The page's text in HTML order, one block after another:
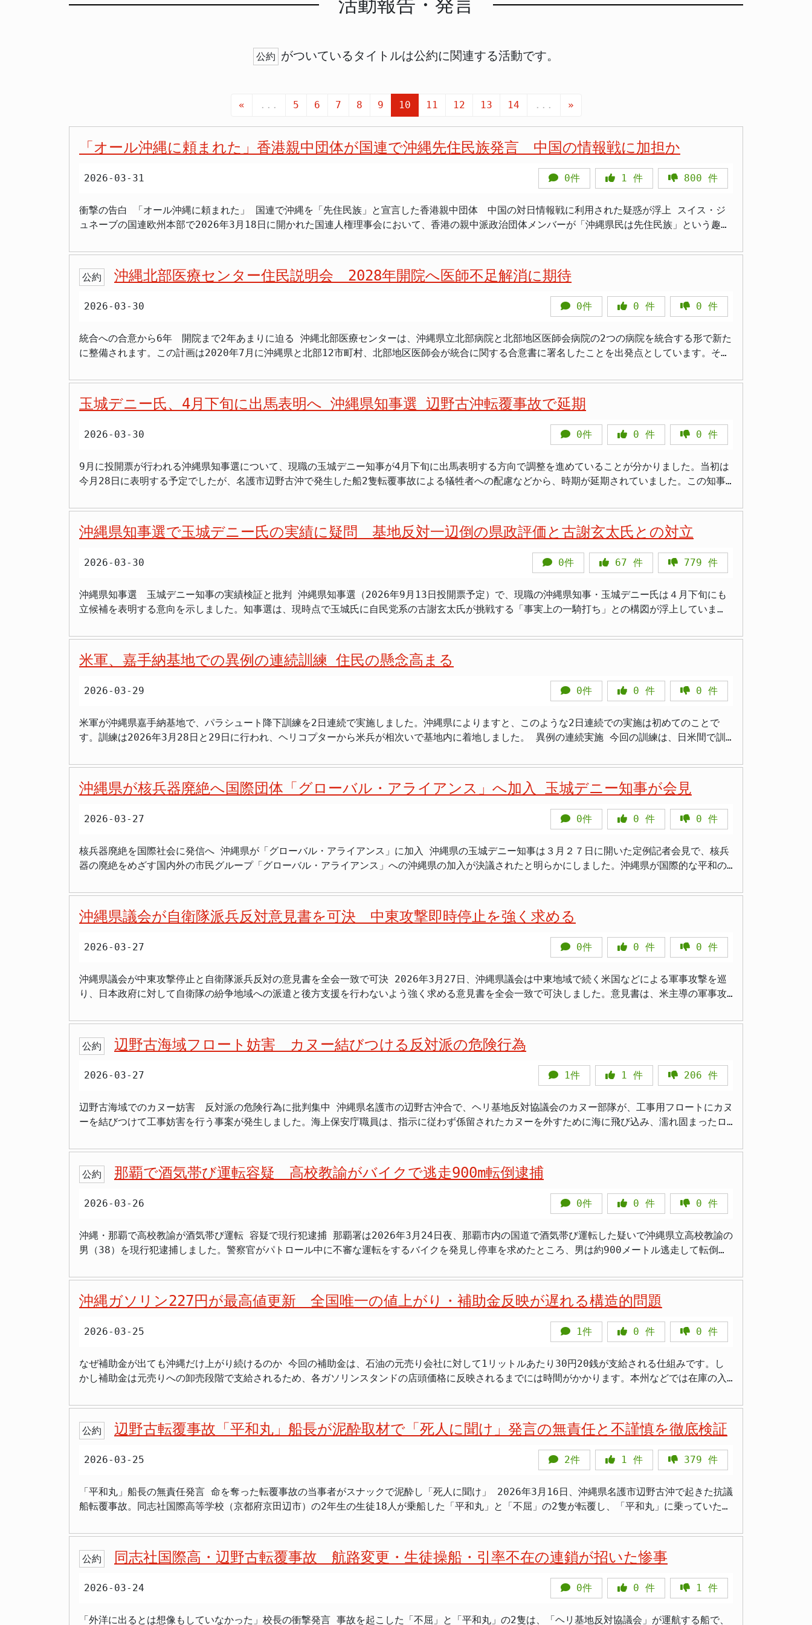
活動報告・発言
公約 がついているタイトルは公約に関連する活動です。
« ... 5 6 7 8 9 10 11 12 13 14 ... »
「オール沖縄に頼まれた」香港親中団体が国連で沖縄先住民族発言 中国の情報戦に加担か
2026-03-31 0件 1 件 800 件
衝撃の告白 「オール沖縄に頼まれた」 国連で沖縄を「先住民族」と宣言した香港親中団体 中国の対日情報戦に利用された疑惑が浮上 スイス・ジ
ュネーブの国連欧州本部で2026年3月18日に開かれた国連人権理事会において、香港の親中派政治団体メンバーが「沖縄県民は先住民族」という趣旨
ぜこのようなことをしたのか」と問いただしたところ、「オール沖縄に頼まれた」と答えたという証言が飛び出したことです。2026年3月30日、一般
社団法人日本沖縄政策研究フォーラム理事長の仲村覚氏が沖縄県庁で開いた記者会見で明らかにされたこの事実は、沖縄を利用した対日情報戦（認知
戦）の深刻な実態を国民に突きつけています。 何が起きたのか—国連での「先住民族」スピーチの全容 スピーチを行ったのは、香港の団体「国際プ
ています。ホー氏は「植民地化と土地剥奪による継続的な影響に苦しむ人々や先住民族コミュニティを代表して発言する」と述べ、例として「外国の
批判しました。 基地問題への不満を「先住民族への人権侵害」にすり替え、あたかも沖縄が日本から独立すべき民族の土地であるかのように国連の場
で印象づけようとする意図が、このスピーチから透けて見えます。 >「『オール沖縄に頼まれた』という言葉が本当なら、これは沖縄の地位を巡る重
日本の主権を否定する工作をするのは絶対に別の話。許されない」 >「沖縄の人々が日本国民であることは歴史的・文化的に疑いようのない事実。そ
れを『先住民族』と言い換えて分離工作に使うのは沖縄県民への侮辱だ」 >「国連が特定のグループの主張だけを聞いて勧告を出し続けることも大問
題。日本政府はもっと強く抗議すべきだ」 >「沖縄の基地問題と先住民族問題を意図的に混同させる手口が見えてくる。これは沖縄だけの問題ではな
く、日本の主権そのものへの攻撃だ」 「オール沖縄に頼まれた」—この発言が意味するもの 仲村氏と元沖縄県議の座波一（ざははじめ）氏がスピー
チ終了後にホー氏に直接確認したところ、「オール沖縄に頼まれた」という言葉が返ってきたとされています。 この証言が事実であれば、沖縄の政治
え、国家の主権と領土の一体性を損なう重大な行為と言わざるを得ません。 座波氏は「基地問題は大きな課題だが、国連勧告は全く別の問題。基地問
題と先住民族問題を一緒にするのは、非常に大きな過ちが出てくる」と強く懸念を示しました。 仲村氏は記者会見で、国連の脱植民地化特別委員会で
る」と危惧を示しました。 中国による「沖縄分断工作」の全体像—これは情報戦だ 今回の件は突発的な出来事ではありません。中国による組織的な
対日情報戦の一環として理解する必要があります。 中国の国連次席大使は2025年10月、国連総会第3委員会（人権）において「沖縄の人々ら先住民
委員会などは2008年以降、琉球独立論者らの主張に基づき「沖縄の人々を先住民族として認めよ」とする勧告を計6回にわたって出しています。 沖
縄は歴史的・文化的にみて疑いなく日本の一部であり、沖縄県民は日本国民です。1972年の本土復帰に際しても、沖縄の人々は「独立」ではなく「祖
国復帰」を選びました。それが沖縄の民意の歴史的事実です。 スパイ防止法が整備されていない日本では、こうした情報工作への法的な対抗手段が極
めて乏しい状況です。国会での具体的な対応策の議論と、日本政府による国連への正式な抗議・反論を、一刻も早く進める必要があります。
公約 沖縄北部医療センター住民説明会 2028年開院へ医師不足解消に期待
2026-03-30 0件 0 件 0 件
統合への合意から6年 開院まで2年あまりに迫る 沖縄北部医療センターは、沖縄県立北部病院と北部地区医師会病院の2つの病院を統合する形で新た
に整備されます。この計画は2020年7月に沖縄県と北部12市町村、北部地区医師会が統合に関する合意書に署名したことを出発点としています。その
設地は名護市大北の旧県立農業大学校用地で、敷地面積は約10万5000平方メートルに上ります。2025年には敷地造成工事の1期工事に関する入札が
行われており、現在は着実に整備が進んでいます。北部12市町村は名護市を含む国頭村、大宜味村、東村、今帰仁村、本部町、恩納村、宜野座村、金
武町、伊江村、伊平屋村、伊是名村で構成されており、今回の住民説明会はこれらの地域に住む住民を対象に開かれました。 深刻な医師不足と診療科
の偏在 統合で解決を目指す 沖縄北部地域では、長年にわたって医師不足と診療科の偏在が深刻な課題となっています。産婦人科や外科など特定の診
療科では医師が慢性的に不足しており、出産や救急の対応で南部圏域への搬送を余儀なくされるケースが少なくありませんでした。今回の説明会では
声が上がり、北部地域で暮らす住民が長年抱えてきた切実な問題を浮き彫りにしました。 統合によって医師や医療機材を集約することで、これまで対
応が難しかった診療科の新設や医療機能の強化が期待されます。2つの病院がそれぞれ独立した体制を続ける場合と比べ、医師の確保や機材の効率的な
整備は構造的な解決策として最大規模の取り組みとなります。 >「産婦人科の先生がいなくて南部の病院に行かないといけなかったことがある。早く
解決してほしい」 >「使いやすい施設にしてほしい。お見舞いや付き添いのために遠くから来る家族のことも考えて」 >「北部は南部と比べてずっと
医療格差がある。統合でやっと本当の意味で地域医療が整うと思う」 >「2028年の開院まで、今の2つの病院がしっかり機能を維持してくれることを
願っています」 >「入院患者に付き添えるベッドの配置は絶対に必要。家族が安心して支えられる環境を作って」 住民の声を継続的に反映へ 地域
完結型の医療体制へ期待 今回の説明会では、入院患者の付き添い者が使用できるベッドの配置など、生活に密着した具体的な要望が住民から寄せられ
入れていく方針を示しています。 北部地域では琉球大学医学部の地域枠・離島北部枠制度などを通じた医師確保の取り組みが続けられていますが、依
然として沖縄県全体の中で医師の地域偏在の解消には至っていません。2028年度の開院は、北部地域の住民が長年待ち望んできた変化の節目です。統
が一体となった取り組みの成否が問われています。 --- まとめ - 2026年3月26日、名護市民会館で公立沖縄北部医療センターに関する住民説明会
が開催された - 沖縄県立北部病院と北部地区医師会病院を統合した新センターは2028年度の開院を目指している - 建設地は名護市大北の旧県立農
産婦人科・外科など慢性的に医師が不足している診療科の新設・強化が統合の主な目的 - 住民からは付き添い用ベッドの確保など生活に密着した要
玉城デニー氏、4月下旬に出馬表明へ 沖縄県知事選 辺野古沖転覆事故で延期
2026-03-30 0件 0 件 0 件
9月に投開票が行われる沖縄県知事選について、現職の玉城デニー知事が4月下旬に出馬表明する方向で調整を進めていることが分かりました。当初は
今月28日に表明する予定でしたが、名護市辺野古沖で発生した船2隻転覆事故による犠牲者への配慮などから、時期が延期されていました。この知事
人の一騎打ちの構図が濃厚となっています。 知事選の構図と延期の背景 沖縄県の玉城デニー知事は、3月30日に県庁で記者団の取材に応じ、9月の
知事選への出馬について「後援会でゴールデンウイーク前の表明という話が出ている」と述べ、4月下旬の表明に含みを持たせました。玉城知事は、
2018年の知事選で「オール沖縄」会議などの支援を受けて初当選し、2022年の選挙でも再選を果たしています。今回の選挙でも、県内における辺野
名護市辺野古沖で作業船2隻が転覆し、乗組員2名が亡くなるという痛ましい事故が発生しました。この事故を受け、玉城知事は弔意を表すとともに、
あったとみられ、結果として表明時期の延期に至ったものと考えられます。 対立候補の出馬と自民党の動き 一方、玉城知事に対抗する動きも活発化
しています。元那覇市副市長で、自民党県連などが支援を検討している古謝玄太氏が、知事選への出馬に意欲を示しています。古謝氏は、普天間飛行
民党は、この古謝氏を全面的に支援する方針で、県内での選挙運動を本格化させる見通しです。これにより、沖縄県知事選は、現職の玉城知事と、新
人の古謝氏という、 事実上の一騎打ち の様相を呈することになります。玉城知事は「オール沖縄」勢力の支持を基盤とし、古謝氏は政府・自民党の
支援を受けて選挙戦を戦うことになり、両者の対立は、国政の争点ともなっている辺野古移設問題を巡る、沖縄県民の意思を問う選挙戦となることが
した。歴代の沖縄県知事は、この問題に関して県民の民意を尊重する立場を取ってきましたが、政府との間で見解の相違が続くことも少なくありませ
立場を取ることで、政府との連携を模索しています。これは、基地負担の軽減や沖縄の振興策と引き換えに、政府の方針を受け入れるべきだという考
えを持つ層からの支持を得ようとする戦略とも言えます。選挙戦を通じて、県民は、基地問題に対してどのような姿勢で臨むべきか、そして沖縄の将
ることは間違いありません。 事故の影響と今後の展望 辺野古沖での船の転覆事故は、選挙戦に思わぬ影響を与える可能性もはらんでいます。事故原
因が、辺野古の埋め立て工事に関連する作業であった場合、工事の安全性に対する懸念や、基地建設そのものへの反対世論がさらに高まることも考え
「オール沖縄」という枠組みが、今後も維持されるのかどうかも焦点となります。当選以来、基地問題で政府と対立しながらも、県政運営を続けてき
た玉城知事ですが、2期目に向けてどのような政策を打ち出し、県民の支持を広げていくのか。古謝氏陣営は、自民党の組織力を活かし、玉城知事の対
抗馬としての存在感をどこまで高められるのか。両陣営の選挙戦略や、県民の判断が、 沖縄の将来のあり方を左右する 重要なものとなることは間違
いありません。9月の投開票に向けて、選挙戦は今後、さらに熱を帯びていくことでしょう。 まとめ 沖縄県知事選は9月実施予定。 現職の玉城デニ
ー知事は4月下旬に出馬表明へ、事故受け延期。 元那覇市副市長の古謝玄太氏が出馬意向、自民党支援で対決へ。 辺野古移設問題が最大の争点とな
沖縄県知事選で玉城デニー氏の実績に疑問 基地反対一辺倒の県政評価と古謝玄太氏との対立
2026-03-30 0件 67 件 779 件
沖縄県知事選 玉城デニー知事の実績検証と批判 沖縄県知事選（2026年9月13日投開票予定）で、現職の沖縄県知事・玉城デニー氏は４月下旬にも
立候補を表明する意向を示しました。知事選は、現時点で玉城氏に自民党系の古謝玄太氏が挑戦する「事実上の一騎打ち」との構図が浮上していま
県政の成果について問題視する声が広がっています。 沖縄県は、米軍基地問題をはじめとした複雑な課題を抱えています。人口比で全国最多の米軍基
地負担や、地域経済の低迷、人口流出など多くの構造的な問題があり、知事のリーダーシップが強く問われる選挙となっています。 玉城デニー知事と
古謝玄太氏 対立軸は基地と経済 玉城デニー氏は独立無所属で知事を務めており、在任７年余りで沖縄県政の顔となってきました。玉城氏は初当選時
から米軍基地の県内負担軽減、特に普天間飛行場の辺野古移設反対を最大の政策軸に据えてきました。この立場は、翁長雄志前知事の遺志を引き継ぐ
ものとして、保守やリベラルの支持を広く集めてきました。実際、２０１８年と2022年の知事選で勝利している事実があり、政策的な支持基盤も一定
天間飛行場の危険性除去」を重視する現実的な解決策として容認する立場を打ち出しており、玉城氏とは明確な対立軸となっています。これにより、
基地問題を巡る議論は単なるプロジェクトの是非を超え、県政運営全般に関わる争点になりつつあります。 基地問題だけではなく、沖縄経済の再建や
を示せていないとの批判があります。具体的には県内の賃金水準や若年層の就業機会、観光産業の多角化などで、県民の期待に応え切れていないとの
声が強まっています。 > 「基地問題だけじゃ生活は良くならない。もっと経済を強化してほしい」 > 「県政は基地反対を唱えるだけで実行力が足
りない」 > 「物価高の影響が大きい。政策の成果を見たい」 > 「玉城さんの県政は何も変えていない気がする」 > 「新しいリーダーに期待した
治的な柱である米軍基地問題は、確かに沖縄県政で中心的なテーマであり続けています。米軍基地は県内の土地の大部分を占めるだけでなく、県経済
ば、辺野古移設反対の立場を掲げ続けてきたものの、中央政府との協議は平行線であり、県内の経済・雇用政策と結びついた改革や新規産業の創出に
は具体的な成果を示せていません。基地負担の軽減を追求しながら、県内の企業誘致や中小企業支援策、観光戦略などが総合的に地域経済の底上げに
はありません。とはいえ、県政トップとして政治的な実行力を示すことこそ有権者が期待するところであり、基地問題に拘泥し過ぎた結果、他の政策
課題が後回しになったとの批判は根強いものがあります。 選挙戦の行方と住民生活 沖縄県知事選は、基地問題だけでなく、地域の生活実感や経済課
の幅を提示しています。 県内の人口流出や若者の雇用問題、医療・福祉体制の充実、観光業と農林水産業の再構築など、具体的な施策が今後の争点に
なりそうです。玉城氏は基地問題については明確な立場を示してきましたが、地域経済や住民生活に直結する課題への回答を示せるかどうかが選挙結
果を左右する重要な要素になると見られます。 まとめ 玉城デニー知事は４月下旬にも立候補表明を検討し、３期目を目指す方向性です。 古謝玄太
氏が自民党系の支持を受けて対抗候補として浮上しています。 玉城氏の最大の政策は米軍基地負担軽減ですが、実行力や地域経済の成果に疑問の声が
あります。 生活実感や経済成長を訴える古謝氏との政策対立は今後の選挙の焦点になります。
米軍、嘉手納基地での異例の連続訓練 住民の懸念高まる
2026-03-29 0件 0 件 0 件
米軍が沖縄県嘉手納基地で、パラシュート降下訓練を2日連続で実施しました。沖縄県によりますと、このような2日連続での実施は初めてのことで
す。訓練は2026年3月28日と29日に行われ、ヘリコプターから米兵が相次いで基地内に着地しました。 異例の連続実施 今回の訓練は、日米間で訓
ラシュート降下訓練は、住民への影響を考慮し、嘉手納基地に隣接する読谷村にあった読谷補助飛行場から、より離れた伊江島補助飛行場へと移転す
ることが1996年の日米特別行動委員会（SACO）最終報告で合意されました。 訓練移転の約束と現実 この合意に基づき、読谷補助飛行場は返還さ
れ、訓練は伊江島補助飛行場で行われることになっていました。これは、基地負担を軽減し、地域住民の生活環境を守るための重要な約束でした。し
かし、米軍は2023年12月以降、伊江島補助飛行場の滑走路の劣化を理由に、再び嘉手納基地での降下訓練を繰り返してきました。地元自治体や県
は、この嘉手納基地での訓練中止を強く求めていました。 米軍の説明と県民の懸念 米軍側は、伊江島補助飛行場の滑走路改修工事は完了したもの
す。しかし、県側は、一度合意された移転計画の趣旨に反するものであり、例外的な運用が常態化することへの強い懸念を表明しています。特に、今
回のような2日連続の実施は、住民生活への影響や、基地負担の固定化につながりかねないとして、中止を求める声がさらに強まることが予想されま
ました。沖縄県は、例外的な訓練の実施について、日米両政府に対し、より丁寧な説明と、合意事項の遵守を求めていく必要があります。また、米軍
側も、訓練の必要性と地域住民への配慮とのバランスをどのように取るのか、具体的な対応が求められます。 今回の嘉手納基地での異例の連続訓練
は、沖縄における米軍基地問題の複雑さと、日米関係におけるデリケートな側面を改めて示す出来事となりました。今後、訓練の実施状況や、それに
沖縄県が核兵器廃絶へ国際団体「グローバル・アライアンス」へ加入 玉城デニー知事が会見
2026-03-27 0件 0 件 0 件
核兵器廃絶を国際社会に発信へ 沖縄県が「グローバル・アライアンス」に加入 沖縄県の玉城デニー知事は３月２７日に開いた定例記者会見で、核兵
器の廃絶をめざす国内外の市民グループ「グローバル・アライアンス」への沖縄県の加入が決議されたと明らかにしました。沖縄県が国際的な平和の
いて「世界の２４カ国から３６団体、６７の個人が参加している国際的な市民グループ」と紹介し、３月１６日に開かれた総会で沖縄県の新規加入が
決議されたと報告しました。県による加入決定は平和を求める自治体としての立場を世界に示すものと説明しました。 過去の歴史と現在の世界情勢に
も言及し、玉城知事は「本土復帰前の沖縄には最大で１３００発もの核兵器が配備され、核弾頭搭載ミサイルの誤発射事故が発生したこともある」と
述べ、沖縄県民が核兵器に対して深い不安を抱いてきた背景を語りました。さらに「現在、世界では核兵器の軍拡が進んで軍事的緊張が高まってい
る。米軍基地を抱える沖縄の立場から見ても、核兵器に依存した安全保障政策への不安は消えていない」と強調しました。 沖縄県の加入は、核廃絶に
は、世界の恒久平和の実現に向けた極めて意義深い取り組みになる」と述べました。広島県の横田美香知事とは３月４日に意見交換を行い、沖縄がめ
ざす「国際平和研究機構（仮称）」の創設に向けた協力や平和教育の連携について確認したことも報告されています。 > 「私たちは核兵器を二度と
を改めて示すものだと強調しました。 沖縄県の平和政策はこれまでも独自の歴史認識に基づいて展開されてきました。沖縄県議会では過去に「非核・
平和沖縄県宣言」を採択し、核兵器禁止条約の締結を全ての国に求める国際署名に知事として署名するなど、核兵器廃絶への強い姿勢を示す取り組み
も進めてきました。 「グローバル・アライアンス」自体は、広島県が主導して国際的なネットワークを形成している団体で、核兵器廃絶や恒久平和の
実現をめざす国内外の自治体や団体の連携を促進することを目的として活動しています。加盟自治体同士が平和教育や人材育成、国際社会への働きか
れ、2021年に発効しました。条約は核兵器の開発・保有・使用を法的に禁止し、最終的な廃絶をめざすもので、多くの国や市民団体がその実現を求め
ています。 沖縄県は、米軍基地が存在する地域であるため、核兵器政策の影響を身近に感じてきました。終戦後から本土復帰までの間、基地に核兵器
め、国際的なネットワークに参加する意義を強調しているのが今回の加入決定の背景です。 地元では、今回の国際団体加入について評価する意見とと
もに、核廃絶に向けた具体的な行動が今後どこまで広がるのかを見守る声も出ています。沖縄県が国際平和の発信地としてどのような役割を果たして
いくのか、今後の活動が注目されます。
沖縄県議会が自衛隊派兵反対意見書を可決 中東攻撃即時停止を強く求める
2026-03-27 0件 0 件 0 件
沖縄県議会が中東攻撃停止と自衛隊派兵反対の意見書を全会一致で可決 2026年3月27日、沖縄県議会は中東地域で続く米国などによる軍事攻撃を巡
り、日本政府に対して自衛隊の紛争地域への派遣と後方支援を行わないよう強く求める意見書を全会一致で可決しました。意見書は、米主導の軍事攻
会が採択した意見書は、国内の他の自治体では見られない「自衛隊派遣の否定」を明示した点でも異例の動きです。 > 「自衛隊派兵は行うべきでは
ない」 > 「軍事攻撃は即時に停止せよ」 > 「平和的解決こそ最優先だ」 > 「沖縄の基地負担を考えればなお深刻だ」 > 「政府はリスク回避と人
道的観点を重視せよ」 意見書は、日本共産党県議団や沖縄自民党・無所属の会など与野党6会派の代表によって提出され、全会一致で採択されまし
た。文面では、アメリカとイスラエルがイランへの軍事攻撃を開始して以降、イラン側も反撃を行い、報復の連鎖が中東地域で続いている現状を「極
めて深刻な事態」と表現しています。また、日本政府が自衛隊を紛争地域に派遣したり後方支援を行ったりすることは、平和的解決の妨げになるとし
民生活は米軍基地関連事故・事件や騒音などの影響を長年にわたり受けており、地域住民の安全と安心を守るため「軍事的衝突の拡大を回避し、平和
的解決を求める」と明記しました。意見書では、軍事的対応よりも外交的解決と国際社会の協調を優先するよう求めています。 意見書採択の背景と全
その多くは「軍事攻撃の停止を求める」レベルに留まり、「自衛隊派遣や後方支援を行わないこと」を明示したものは沖縄県のみとして大きな注目を
集めています。これは、沖縄が長年にわたり米軍基地を受け入れてきた経験から安全保障政策に対する強い意見が反映された形です。 日本政府は憲法
に基づき、自衛隊の海外派遣には法的根拠と限定的な任務内容が必要であるとの立場を維持してきました。自衛隊の中東派遣として過去に行われたも
のには、人道復興支援など限定的なケースがあり、武力行使を伴わない形で派遣されました。しかし、今回の中東情勢は報復の連鎖が続く軍事衝突で
国際情勢や集団的自衛権の運用に対する懸念を県議会として公式に表明したものとして位置付けられます。 県民の安全と意見書の意義 沖縄県議会の
意見書は、県民が日常的に直面する安全保障リスクに基づくものです。米軍基地を抱える地理的条件に加え、戦争や軍事行動の拡大が地域社会に与え
な動きという評価もあります。また、平和的解決を求める声は、安保法制や自衛隊海外派遣に対して国民世論が分かれる中で、地域からの明確なメッ
セージとして受け止められています。 今後の焦点は、日本政府が中東の軍事衝突に対して自衛隊を派遣するかどうかという法的・政治的判断や、国会
議会にも影響を与える可能性があります。武力衝突の即時停止を求める声は、国際社会や国内政治の舞台で今後も論点の一つとして浮上するでしょ
援を行わないよう政府に強く求める内容。 米軍基地を多く抱える沖縄ならではの安全保障懸念が背景。 全国で40以上自治体が意見書採択する中、自
衛隊派遣反対を明示したのは沖縄のみ。 地方議会として政府の安全保障政策への異議申し立てとして意義深い動き。
公約 辺野古海域フロート妨害 カヌー結びつける反対派の危険行為
2026-03-27 1件 1 件 206 件
辺野古海域でのカヌー妨害 反対派の危険行為に批判集中 沖縄県名護市の辺野古沖合で、ヘリ基地反対協議会のカヌー部隊が、工事用フロートにカヌ
ーを結びつけて工事妨害を行う事案が発生しました。海上保安庁職員は、指示に従わず係留されたカヌーを外すために海に飛び込み、濡れ固まったロ
場の移設先として政府が進める埋め立て工事の現場です。反対派はカヌーや小型船で立ち入り制限区域に侵入し、フロートにカヌーを結びつける行為
で工事を妨害してきました。今回も同様に、フロートに結びつけられたカヌーが工事の妨げとなり、海上保安庁の職員が危険を冒して解除作業を行う
事態となりました。 > 「あの狭い海域に無理やりカヌーを結びつけてどうするのか」 > 「海保職員が命をかけてロープを外しているのは異常だ」
> 「フロートにカヌーを係留する行為は周囲を危険に晒す」 > 「基地反対の意図は理解できるがやり方が無謀すぎる」 > 「安全な方法で抗議すべ
きで、事故の元になる行動はやめろ」 過去にも辺野古沖では、抗議活動中にカヌーがフロートや工事用設備に結びつけられ、海保職員や作業員が危険
上保安庁は、フロートにカヌーを結びつけて工事妨害をする反対派に対し、立入り制限区域での安全確保を優先して対応しています。職員が海に飛び
込んで濡れたロープを外す行為は、行政責任として安全を守るためのやむを得ない措置です。しかし、こうした行動が必要になること自体、反対派の
けて工事を妨害する行為は、表現の自由の範囲を超えた危険行為です。安全を無視した抗議は、地域社会の理解を損ねるだけでなく、万一の事故につ
ながる可能性があります。 > 「フロートにカヌーを結びつける危険な行為はやめろ」 > 「周囲の作業者や漁民も危険に晒されている」 > 「安全を
守るための海保の努力が無駄になっている」 > 「抗議の意図は理解できるが方法が間違っている」 > 「反対派は周囲への危険を最優先で考えるべ
き」 今回の事案は、辺野古問題の政治的背景を考慮しても、明らかに危険性が高い行為として問題視されます。立入り制限区域やフロートにカヌーを
結びつける妨害行為は、即時中止されるべきです。安全を無視した抗議活動は、周囲の市民や作業者に不必要なリスクを与えるため、地域社会の信頼
トにカヌーを結びつけて工事妨害をするような無謀な行動は反対派自身の信頼を失う結果となります。政治的主張と安全確保は両立させるべきであ
り、危険行為を正当化する余地はありません。
公約 那覇で酒気帯び運転容疑 高校教諭がバイクで逃走900m転倒逮捕
2026-03-26 0件 0 件 0 件
沖縄・那覇で高校教諭が酒気帯び運転 容疑で現行犯逮捕 那覇署は2026年3月24日夜、那覇市内の国道で酒気帯び運転した疑いで沖縄県立高校教諭の
男（38）を現行犯逮捕しました。警察官がパトロール中に不審な運転をするバイクを発見し停車を求めたところ、男は約900メートル逃走して転倒
署によると、逮捕容疑は24日午後8時10分ごろ、那覇市銘苅1丁目付近の国道330号での酒気帯び運転です。警察官はゆいレールおもろまち駅付近で車
両の間をすり抜けて走るバイクを発見し停車を求めましたが、男は停止せず北へ逃走しました。追跡は約900メートルに及び、古島インターチェンジ
付近で縁石に衝突して転倒したところを警察に取り押さえられました。現場で男からは強い酒臭がしたという報告です。逮捕後の検査では呼気中のア
域社会で大きな波紋を呼んでいます。県教育委員会の半嶺満（はんみね・みつる）教育長は「児童生徒を指導する立場にある教職員が飲酒運転の疑い
> 「教員が安全意識ないのか」 > 「那覇でもまだ飲酒運転あるんだな」 > 「子どもたちにも悪影響だよ」 > 「酒飲んだら乗らないって基本だ
ろ」 防犯カメラなどの映像や通行人の証言から、バイクが渋滞中の車列の間を縫うように走行していたことが確認されたといい、警察は停止を求めた
以上）を超えた状態での運転は重い違反として殺人や重大事故につながるリスクが高い行為とされています。逃走行為自体も発覚免脱罪などの適用対
象となる可能性があり、単なる酒気帯びだけでなく関連する違反としても取り扱われるケースがあります。 今回の逮捕は、教育現場にある者のコンプ
ライアンス（法令遵守）意識が問われる事案でもあります。教職員は児童生徒に法を守る模範を示す立場にあり、飲酒運転の逮捕は信頼を損なう重大
な問題として受け止められています。警察や教育委員会は今後、懲戒処分や教員としての資質についても慎重に判断を進めると見られています。ま
た、県内では飲酒運転撲滅の啓発活動が継続されていますが、今回のような現場での摘発は後を絶たない状況です。 逮捕後、容疑者は25日に一旦釈
がる可能性もあります。過去の判例では、呼気中のアルコールが基準値の4倍を超えるケースでは免許取消しや懲役・罰金処分となることが多く、教育
委員会の処分とも併せて厳しい対応が予想されます。 社会一般の安全意識としても、沖縄県警は飲酒運転根絶に向けた啓発や取締りを強化していま
飲酒運転防止策が一層求められることになります。
沖縄ガソリン227円が最高値更新 全国唯一の値上がり・補助金反映が遅れる構造的問題
2026-03-25 1件 0 件 0 件
なぜ補助金が出ても沖縄だけ上がり続けるのか 今回の補助金は、石油の元売り会社に対して1リットルあたり30円20銭が支給される仕組みです。し
かし補助金は元売りへの卸売段階で支給されるため、各ガソリンスタンドの店頭価格に反映されるまでには時間がかかります。本州などでは在庫の入
助金の価格への反映が全国に比べて大幅に遅れやすい構造があります。専門家の試算では、補助金の効果が県内スタンドに反映されるまでには、最大
で12週間程度かかる可能性があると指摘されています。 >「那覇のスタンドで給油したら220円超えてた。本土の友人は170円台になったって聞い
て、同じ日本なの？と思った」 補助金再開直前の2026年3月16日時点で、全国のレギュラーガソリン平均は1リットルあたり190円80銭と史上最高
値を記録していました。政府は「全国平均を170円程度に抑える」方針を掲げており、高市早苗首相は2026年3月11日の会見で緊急対応を表明し、赤
澤経済産業大臣に指示を出しました。本州をはじめ多くの地域では補助金の反映が進み全国平均は急速に下落しましたが、沖縄では在庫の構造的な問
価格が全国で突出して高い背景には、離島特有の問題も存在します。2026年3月25日時点で、宮古島では1リットルあたり250円を超える店頭価格が
確認されており、本島よりもさらに高い水準となっています。宮古島や八重山など沖縄の離島は、本島から沖縄石油基地を経由してタンカーで石油を
に広げています。 >「宮古島で250円超え…車なしでは生活できないのに、これ以上上がったらどうすればいいんですか」 経済的な打撃は家計にとっ
て深刻です。一般家庭でガソリンが10円値上がりするだけで、年間約4,000円から5,000円の負担増になるとの試算があります。200円台が続けば、
1世帯あたり年間で1万円以上の支出が増えることになります。交通インフラが車に頼らざるを得ない沖縄・離島の住民にとって、この価格高騰はとり
うち約30日分にあたる850万キロリットルの原油を放出すると発表しています。また政府は2026年3月24日の閣議で、2025年度予算の予備費から約
公約 辺野古転覆事故「平和丸」船長が泥酔取材で「死人に聞け」発言の無責任と不謹慎を徹底検証
2026-03-25 2件 1 件 379 件
「平和丸」船長の無責任発言 命を奪った転覆事故の当事者がスナックで泥酔し「死人に聞け」 2026年3月16日、沖縄県名護市辺野古沖で起きた抗議
船転覆事故。同志社国際高等学校（京都府京田辺市）の2年生の生徒18人が乗船した「平和丸」と「不屈」の2隻が転覆し、「平和丸」に乗っていた2
が経ってもなお、安全管理のずさんさへの批判は収まらない。そのような中で、今度は「平和丸」船長の言動が、新たな衝撃と怒りを社会に広げてい
ます。 スナックで泥酔、「俺が決めたんじゃない」 2026年3月22日、第11管区海上保安本部（那覇）は、業務上過失往来危険と業務上過失致死傷
の両容疑で実況見分を実施し、「平和丸」の船長が立ち会った。ところがその夜、船長は名護市内のスナックに姿を現しました。グラスを手にカウン
が出ていたのに出航したのかを問われると、「ずっと波浪注意報は出てるんだよ。3カ月ずっと出てる。俺が決めたんじゃないよ」と声を荒らげまし
亡くなった「不屈」の金井船長に責任を押し付けるような言い方をしました。そして極め付きは「死人を起こして聞いた方がいいよ。金井さんを起こ
公約 同志社国際高・辺野古転覆事故 航路変更・生徒操船・引率不在の連鎖が招いた惨事
2026-03-24 0件 0 件 1 件
「外洋に出るとは想像もしていなかった」校長の衝撃発言 事故を起こした「不屈」と「平和丸」の2隻は、「ヘリ基地反対協議会」が運航する船で、